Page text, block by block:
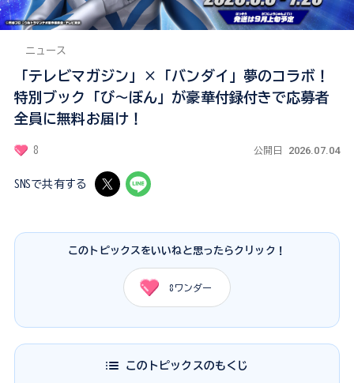
「テレビマガジン」×「バンダイ」夢のコラボ！
特別ブック「び～ぼん」が豪華付録付きで応募者
全員に無料お届け！
ニュース
8 公開日 2026.07.04
SNSで共有する
このトピックスをいいねと思ったらクリック！
8 ワンダー
このトピックスのもくじ